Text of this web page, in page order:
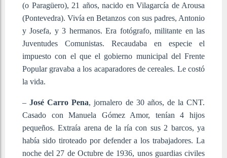
(o Paragüero), 21 años, nacido en Vilagarcía de Arousa
(Pontevedra). Vivía en Betanzos con sus padres, Antonio
y Josefa, y 3 hermanos. Era fotógrafo, militante en las
Juventudes Comunistas. Recaudaba en especie el
impuesto con el que el gobierno municipal del Frente
Popular gravaba a los acaparadores de cereales. Le costó
la vida.
–José Carro Pena, jornalero de 30 años, de la CNT.
Casado con Manuela Gómez Amor, tenían 4 hijos
pequeños. Extraía arena de la ría con sus 2 barcos, ya
había sido tiroteado por defender a los trabajadores. La
noche del 27 de Octubre de 1936, unos guardias civiles